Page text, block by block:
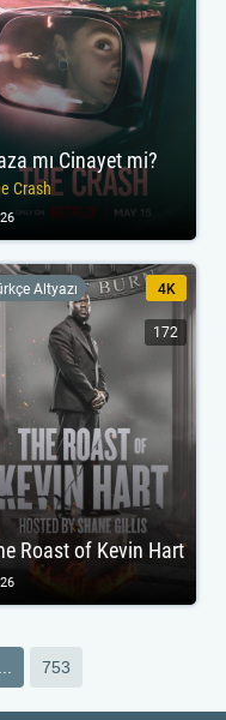
mı Cinayet mi?
Crash
Roast of Kevin Hart
Altyazı 4K
172
753